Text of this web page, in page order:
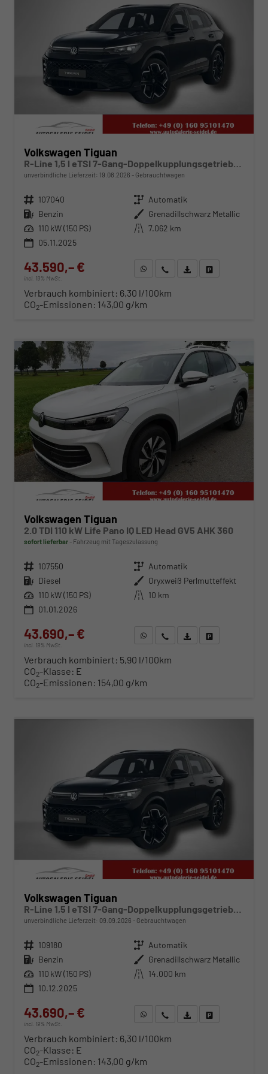
Volkswagen Tiguan
unverbindliche Lieferzeit: 19.08.2026 Gebrauchtwagen
Fahrzeugnr. 107040 Getriebe Automatik
Kraftstoff Benzin Außenfarbe Grenadillschwarz Metallic
Leistung 110 kW (150 PS) Kilometerstand 7.062 km
05.11.2025
43.590,– €
incl. 19% MwSt.
WhatsApp anfragen
Wir rufen Sie anFahrzeugexposé (PDF)
Verbrauch kombiniert: 6,30 l/100km
CO2-Emissionen: 143,00 g/km
Volkswagen Tiguan
2.0 TDI 110 kW Life Pano IQ LED Head GV5 AHK 360
sofort lieferbar Fahrzeug mit Tageszulassung
Fahrzeugnr. 107550 Getriebe Automatik
Kraftstoff Diesel Außenfarbe Oryxweiß Perlmutteffekt
Leistung 110 kW (150 PS) Kilometerstand 10 km
01.01.2026
43.690,– €
incl. 19% MwSt.
WhatsApp anfragen
Wir rufen Sie anFahrzeugexposé (PDF)
Verbrauch kombiniert: 5,90 l/100km
CO2-Klasse: E
CO2-Emissionen: 154,00 g/km
Volkswagen Tiguan
R-Line 1,5 l eTSI 7-Gang-Doppelkupplungsgetriebe DSG
unverbindliche Lieferzeit: 09.09.2026 Gebrauchtwagen
Fahrzeugnr. 109180 Getriebe Automatik
Kraftstoff Benzin Außenfarbe Grenadillschwarz Metallic
Leistung 110 kW (150 PS) Kilometerstand 14.000 km
10.12.2025
43.690,– €
incl. 19% MwSt.
WhatsApp anfragen
Wir rufen Sie anFahrzeugexposé (PDF)
Verbrauch kombiniert: 6,30 l/100km
CO2-Klasse: E
CO2-Emissionen: 143,00 g/km